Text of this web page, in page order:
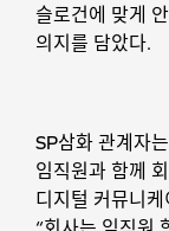
슬로건에 맞게
의지를 담았다.
SP삼화 관계자
임직원과 함께
디지털 커뮤니